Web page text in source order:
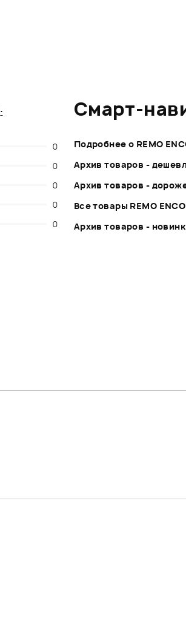
.
0
0
0
0
0
Смарт-
Подробнее о REMO
Архив товаров -
Архив товаров -
Все товары REMO
Архив товаров -